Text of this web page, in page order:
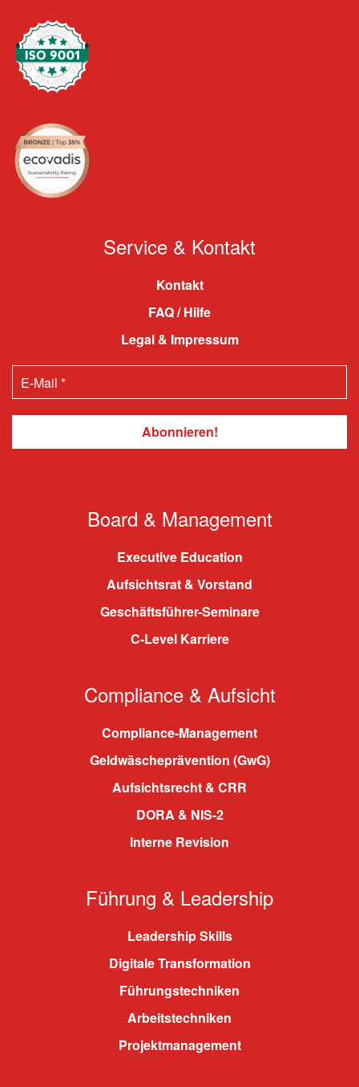
Service & Kontakt
Kontakt
FAQ / Hilfe
Legal & Impressum
Board & Management
Executive Education
Aufsichtsrat & Vorstand
Geschäftsführer-Seminare
C-Level Karriere
Compliance & Aufsicht
Compliance-Management
Geldwäscheprävention (GwG)
Aufsichtsrecht & CRR
DORA & NIS-2
Interne Revision
Führung & Leadership
Leadership Skills
Digitale Transformation
Führungstechniken
Arbeitstechniken
Projektmanagement